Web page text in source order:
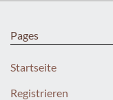
Pages
Startseite
Registrieren